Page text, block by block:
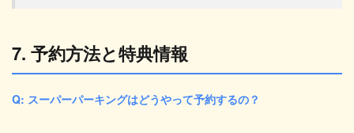
7. 予約方法と特典情報
Q: スーパーパーキングはどうやって予約するの？